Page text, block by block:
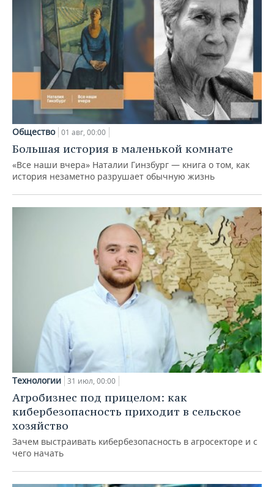
Общество 01 авг, 00:00
Большая история в маленькой комнате
«Все наши вчера» Наталии Гинзбург — книга о том, как
история незаметно разрушает обычную жизнь
Технологии 31 июл, 00:00
Агробизнес под прицелом: как
кибербезопасность приходит в сельское
хозяйство
Зачем выстраивать кибербезопасность в агросекторе и с
чего начать